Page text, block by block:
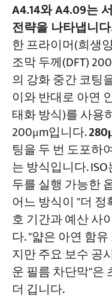
A4.14와 A4.09는
전략을 나타냅니
한 프라이머(희생
조막 두께(DFT)
의 강화 중간 코팅
이와 반대로 아연
태화 방식)를 사용
200μm입니다.
팅을 두 번 도포하
는 방식입니다.
두를 실행 가능한
어느 방식이 "더
호 기간과 예산 사
다. "얇은 아연 함
지만 주요 보수 공
운 필름 차단막"은
더 깁니다.